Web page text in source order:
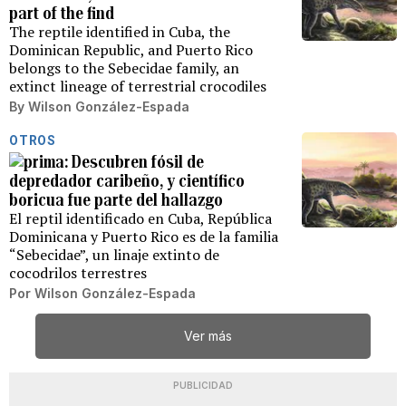
part of the find
The reptile identified in Cuba, the
Dominican Republic, and Puerto Rico
belongs to the Sebecidae family, an
extinct lineage of terrestrial crocodiles
By Wilson González-Espada
OTROS
Descubren fósil de
depredador caribeño, y científico
boricua fue parte del hallazgo
El reptil identificado en Cuba, República
Dominicana y Puerto Rico es de la familia
“Sebecidae”, un linaje extinto de
cocodrilos terrestres
Por Wilson González-Espada
Ver más
PUBLICIDAD